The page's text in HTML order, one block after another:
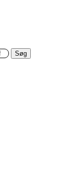
Søg